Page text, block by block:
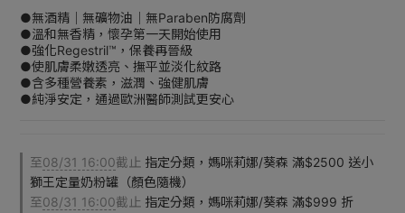
●無酒精｜無礦物油｜無Paraben防腐劑
●溫和無香精，懷孕第一天開始使用
●強化Regestril™，保養再晉級
●使肌膚柔嫩透亮、撫平並淡化紋路
●含多種營養素，滋潤、強健肌膚
●純淨安定，通過歐洲醫師測試更安心
至08/31 16:00截止 指定分類，媽咪莉娜/葵森 滿$2500 送小
獅王定量奶粉罐（顏色隨機）
至08/31 16:00截止 指定分類，媽咪莉娜/葵森 滿$999 折